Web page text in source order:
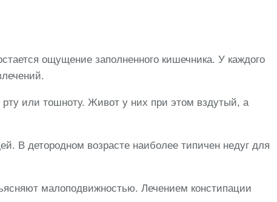
ощущение заполненного кишечника. У каждого
рту или тошноту. Живот у них при этом вздутый, а
В детородном возрасте наиболее типичен недуг для
малоподвижностью. Лечением констипации